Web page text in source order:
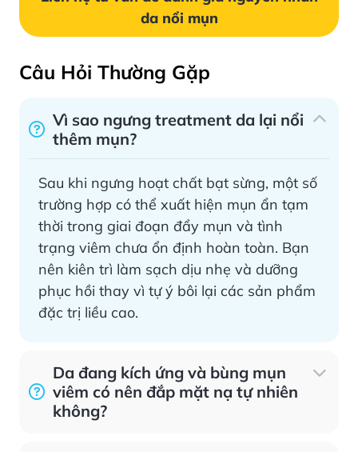
da nổi mụn
Câu Hỏi Thường Gặp
Vì sao ngưng treatment da lại nổi
thêm mụn?
Sau khi ngưng hoạt chất bạt sừng, một số
trường hợp có thể xuất hiện mụn ẩn tạm
thời trong giai đoạn đẩy mụn và tình
trạng viêm chưa ổn định hoàn toàn. Bạn
nên kiên trì làm sạch dịu nhẹ và dưỡng
phục hồi thay vì tự ý bôi lại các sản phẩm
đặc trị liều cao.
Da đang kích ứng và bùng mụn
viêm có nên đắp mặt nạ tự nhiên
không?